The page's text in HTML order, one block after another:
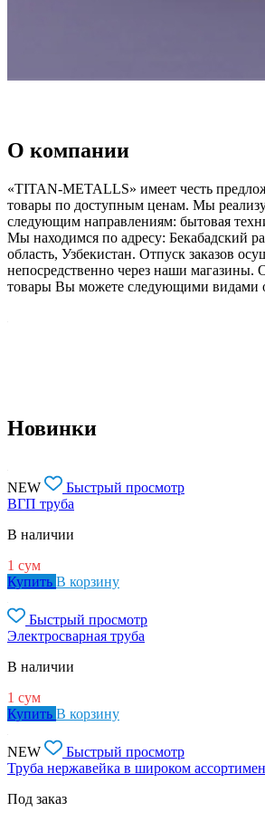
О компании
«TITAN-METALLS» имеет честь
товары по доступным ценам. Мы
следующим направлениям: бытовая
Мы находимся по адресу: Бекабадский
область, Узбекистан. Отпуск заказов
непосредственно через наши магазины.
товары Вы можете следующими видами
Новинки
NEW
Быстрый просмотр
ВГП труба
В наличии
1 сум
Купить В корзину
Быстрый просмотр
Электросварная труба
В наличии
1 сум
Купить В корзину
NEW
Быстрый просмотр
Труба нержавейка в широком
Под заказ